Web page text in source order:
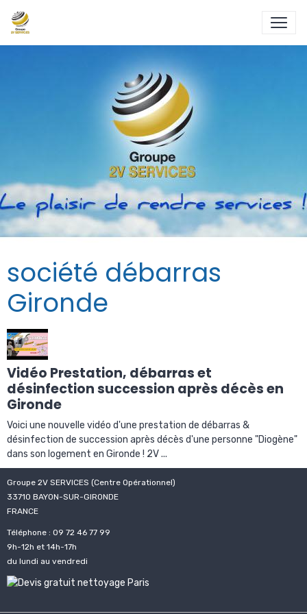
société débarras
Gironde
Vidéo Prestation, débarras et
désinfection succession après décès en
Gironde
Voici une nouvelle vidéo d'une prestation de débarras &
désinfection de succession après décès d'une personne "Diogène"
dans son logement en Gironde ! 2V ...
Groupe 2V SERVICES (Centre Opérationnel)
33710 BAYON-SUR-GIRONDE
FRANCE
Téléphone : 09 72 46 77 99
9h-12h et 14h-17h
du lundi au vendredi